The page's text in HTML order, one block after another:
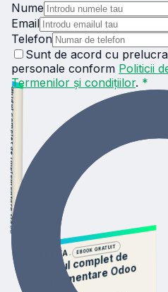
Ghidul complet de implementare OdooAERYA.
AERYA. EBOOK GRATUIT
Ghidul co
mplet de
i
mple
mentare Odoo
Nume
Email
Telefon
Sunt de acord cu
personale conform Politicii
Termenilor și condițiilor. *